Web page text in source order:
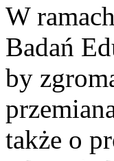
W
Badań
by
także o